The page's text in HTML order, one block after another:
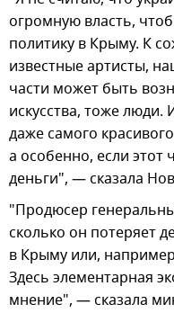
огромную власть,
политику в Крыму. К
известные артисты,
части может быть
искусства, тоже
даже самого
а особенно, если этот
деньги", — сказала
"Продюсер
сколько он потеряет
в Крыму или,
Здесь элементарная
мнение", — сказала